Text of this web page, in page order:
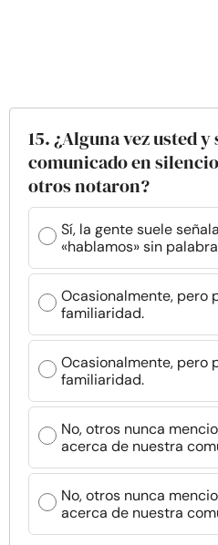
15. ¿Alguna vez usted
comunicado en
otros notaron?
Sí, la gente suele
«hablamos» sin
Ocasionalmente, pero
familiaridad.
Ocasionalmente, pero
familiaridad.
No, otros nunca
acerca de nuestra
No, otros nunca
acerca de nuestra